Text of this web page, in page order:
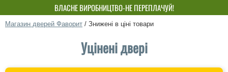
ВЛАСНЕ ВИРОБНИЦТВО-НЕ ПЕРЕПЛАЧУЙ!
Магазин дверей Фаворит / Знижені в ціні товари
Уцінені двері